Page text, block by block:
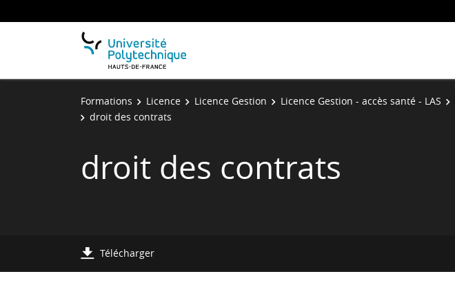
Formations Licence Licence Gestion Licence Gestion - accès santé - LAS
droit des contrats
droit des contrats
Télécharger